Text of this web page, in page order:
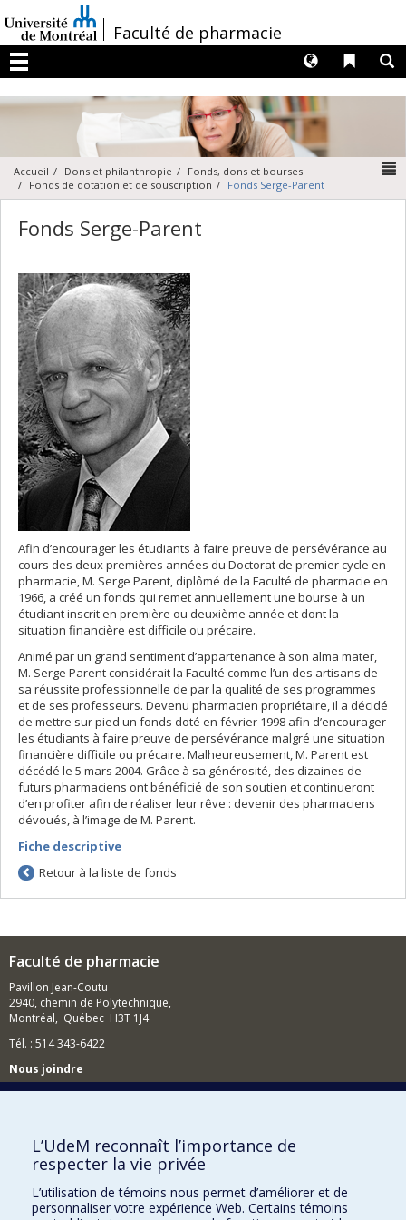
au
contenu
/Faculté de pharmacie
Menu
Liens
Langues
Accueil Dons et philanthropie
Fonds, dons et bourses
Fonds de dotation et de souscription
Fonds Serge-Parent
Fonds Serge-Parent
Afin d’encourager les étudiants à faire preuve de persévérance au
cours des deux premières années du Doctorat de premier cycle en
pharmacie, M. Serge Parent, diplômé de la Faculté de pharmacie en
1966, a créé un fonds qui remet annuellement une bourse à un
étudiant inscrit en première ou deuxième année et dont la
situation financière est difficile ou précaire.
Animé par un grand sentiment d’appartenance à son alma mater,
M. Serge Parent considérait la Faculté comme l’un des artisans de
sa réussite professionnelle de par la qualité de ses programmes
et de ses professeurs. Devenu pharmacien propriétaire, il a décidé
de mettre sur pied un fonds doté en février 1998 afin d’encourager
les étudiants à faire preuve de persévérance malgré une situation
financière difficile ou précaire. Malheureusement, M. Parent est
décédé le 5 mars 2004. Grâce à sa générosité, des dizaines de
futurs pharmaciens ont bénéficié de son soutien et continueront
d’en profiter afin de réaliser leur rêve : devenir des pharmaciens
dévoués, à l’image de M. Parent.
Fiche descriptive
Retour à la liste de fonds
Faculté de pharmacie
Pavillon Jean-Coutu
2940, chemin de Polytechnique,
Montréal, Québec H3T 1J4
Tél. : 514 343-6422
Nous joindre
Nous trouver
Plan du site
L’UdeM reconnaît l’importance de
respecter la vie privée
L’utilisation de témoins nous permet d’améliorer et de
personnaliser votre expérience Web. Certains témoins